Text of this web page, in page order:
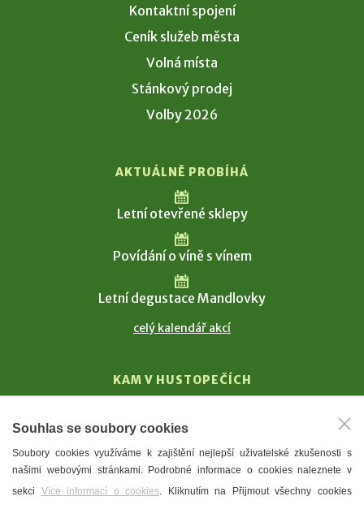
Kontaktní spojení
Ceník služeb města
Volná místa
Stánkový prodej
Volby 2026
AKTUÁLNĚ PROBÍHÁ
Letní otevřené sklepy
Povídání o víně s vínem
Letní degustace Mandlovky
celý kalendář akcí
KAM V HUSTOPEČÍCH
T. G. Masaryk
Mandloně
Ubytování
Souhlas se soubory cookies
Soubory cookies využíváme k zajištění nejlepší uživatelské zkušenosti s
našimi webovými stránkami. Podrobné informace o cookies naleznete v
sekci Více informací o cookies. Kliknutím na Přijmout všechny cookies